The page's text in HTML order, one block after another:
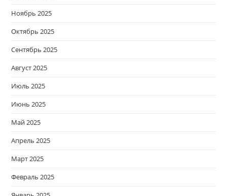
Ноябрь 2025
Октябрь 2025
Сентябрь 2025
Август 2025
Июль 2025
Июнь 2025
Май 2025
Апрель 2025
Март 2025
Февраль 2025